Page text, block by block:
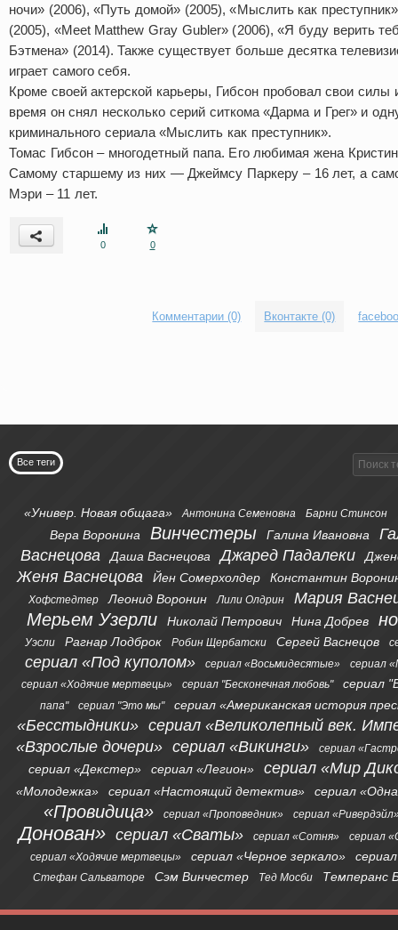
ночи» (2006), «Путь домой» (2005), «Мыслить как
(2005), «Meet Matthew Gray Gubler» (2006), «Я буду верить
Бэтмена» (2014). Также существует больше десятка
играет самого себя.
Кроме своей актерской карьеры, Гибсон пробовал свои силы
время он снял несколько серий ситкома «Дарма и Грег» и
криминального сериала «Мыслить как преступник».
Томас Гибсон – многодетный папа. Его любимая жена
Самому старшему из них — Джеймсу Паркеру – 16 лет, а
Мэри – 11 лет.
0 0
Комментарии (0) Вконтакте (0)
Все теги
«Универ. Новая общага» Антонина Семеновна Барни Стинсон
Вера Воронина Винчестеры Галина Ивановна
Васнецова
Даша Васнецова Джаред Падалеки
Женя Васнецова Йен Сомерхолдер Константин
Хофстедтер Леонид Воронин Лили Олдрин Мария
Мерьем Узерли Николай Петрович Нина Добрев
Уэсли Рагнар Лодброк Робин Щербатски Сергей Васнецов
сериал «Под куполом» сериал «Восьмидесятые»
сериал
сериал «Ходячие мертвецы»
сериал "Бесконечная любовь" сериал
папа" сериал "Это мы" сериал «Американская история
«Бесстыдники» сериал «Великолепный век.
«Взрослые дочери» сериал «Викинги» сериал
сериал «Декстер» сериал «Легион» сериал «Мир
«Молодежка» сериал «Настоящий детектив» сериал
«Провидица» сериал «Проповедник» сериал
Донован» сериал «Сваты» сериал «Сотня»
сериал
сериал «Ходячие мертвецы»
сериал «Черное зеркало»
Стефан Сальваторе Сэм Винчестер Тед Мосби Темперанс